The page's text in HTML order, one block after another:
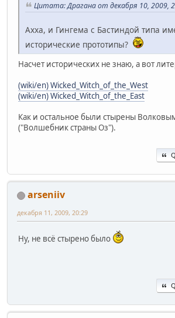
Цитата: Драгана от декабря 10, 2009,
Ахха, и Гингема с Бастиндой типа
исторические прототипы?
Насчет исторических не знаю, а вот
(wiki/en) Wicked_Witch_of_the_West
(wiki/en) Wicked_Witch_of_the_East
Как и остальное были стырены
("Волшебник страны Оз").
arseniiv
декабря 11, 2009, 20:29
Ну, не всё стырено было